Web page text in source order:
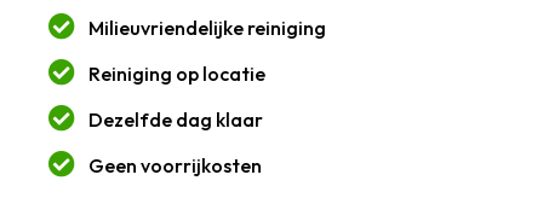
Milieuvriendelijke reiniging
Reiniging op locatie
Dezelfde dag klaar
Geen voorrijkosten